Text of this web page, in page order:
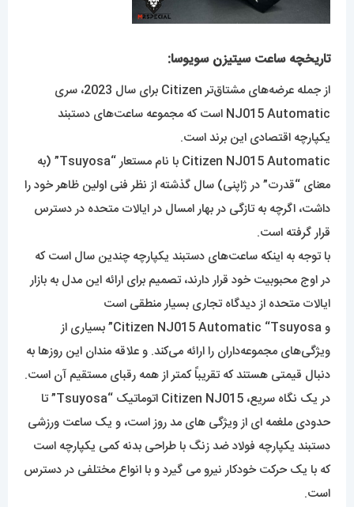
تاریخچه ساعت سیتیزنسویوسا:
از جمله عرضه‌های مشتاق‌تر Citizen برای سال 2023، سری
NJ015 Automatic است که مجموعه ساعت‌های دستبند
یکپارچه اقتصادی این برند است.
Citizen NJ015 Automatic با نام مستعار “Tsuyosa” (به
معنای “قدرت” در ژاپنی) سال گذشته از نظر فنی اولین ظاهر خود را
داشت، اگرچه به تازگی در بهار امسال در ایالات متحده در دسترس
قرار گرفته است.
با توجه به اینکه ساعت‌های دستبند یکپارچه چندین سال است که
در اوج محبوبیت خود قرار دارند، تصمیم برای ارائه این مدل به بازار
ایالات متحده از دیدگاه تجاری بسیار منطقی است
و Citizen NJ015 Automatic “Tsuyosa” بسیاری از
ویژگی‌های مجموعه‌داران را ارائه می‌کند. و علاقه مندان این روزها به
دنبال قیمتی هستند که تقریباً کمتر از همه رقبای مستقیم آن است.
در یک نگاه سریع، Citizen NJ015 اتوماتیک “Tsuyosa” تا
حدودی ملغمه ای از ویژگی های مد روز است، و یک ساعت ورزشی
دستبند یکپارچه فولاد ضد زنگ با طراحی بدنه کمی یکپارچه است
که با یک حرکت خودکار نیرو می گیرد و با انواع مختلفی در دسترس
است.